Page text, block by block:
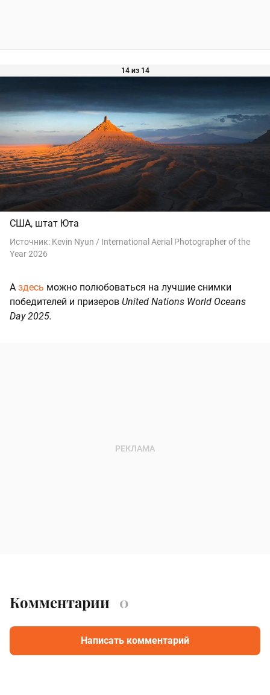
14 из 14
США, штат Юта
Источник: Kevin Nyun / International Aerial Photographer of the
Year 2026
А здесь можно полюбоваться на лучшие снимки
победителей и призеров United Nations World Oceans
Day 2025.
Комментарии 0
Написать комментарий